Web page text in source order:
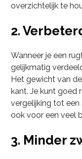
overzichtelijk te
2.
Wanneer je een
gelijkmatig
Het gewicht van
kant. Je kunt goed
vergelijking tot
ook voor een veel
3. Minder